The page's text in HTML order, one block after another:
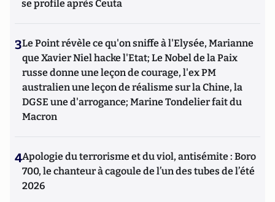
se profile après Ceuta
3Le Point révèle ce qu'on sniffe à l'Elysée, Marianne
que Xavier Niel hacke l'Etat; Le Nobel de la Paix
russe donne une leçon de courage, l'ex PM
australien une leçon de réalisme sur la Chine, la
DGSE une d'arrogance; Marine Tondelier fait du
Macron
4Apologie du terrorisme et du viol, antisémite : Boro
700, le chanteur à cagoule de l’un des tubes de l’été
2026